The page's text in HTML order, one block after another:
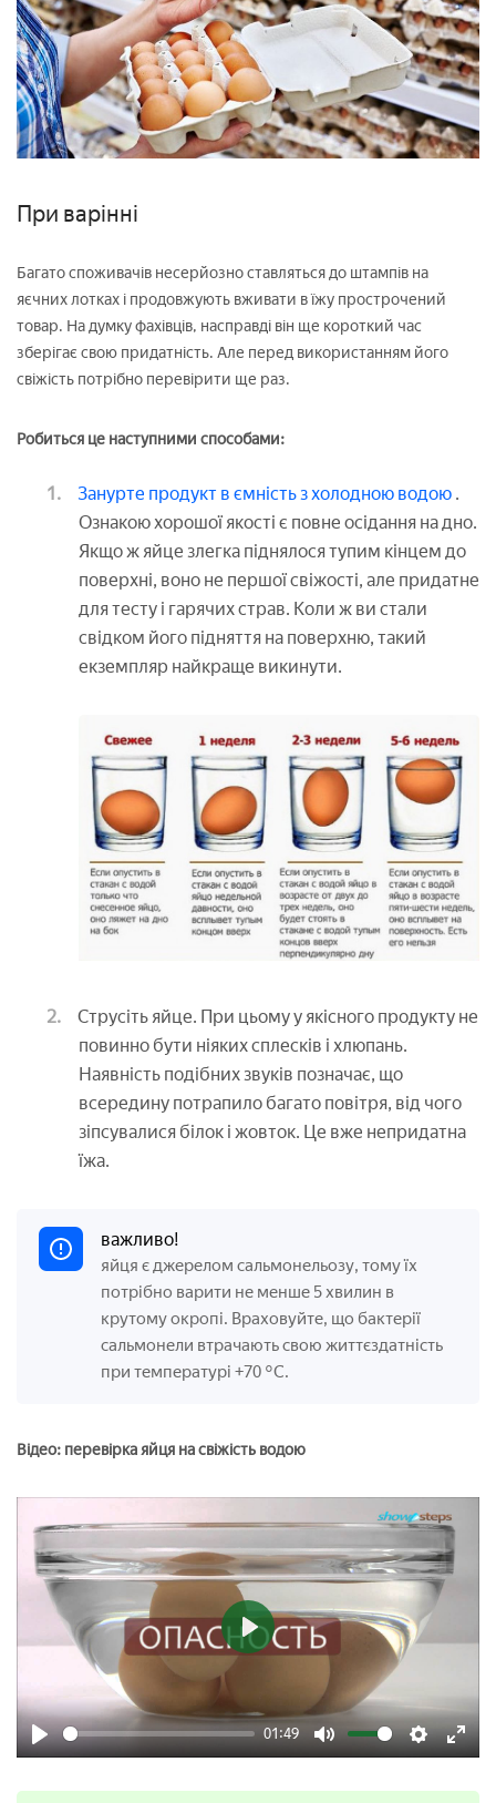
При варінні
Багато споживачів несерйозно ставляться до штампів на
яєчних лотках і продовжують вживати в їжу прострочений
товар. На думку фахівців, насправді він ще короткий час
зберігає свою придатність. Але перед використанням його
свіжість потрібно перевірити ще раз.
Робиться це наступними способами:
Занурте продукт в ємність з холодною водою .
Ознакою хорошої якості є повне осідання на дно.
Якщо ж яйце злегка піднялося тупим кінцем до
поверхні, воно не першої свіжості, але придатне
для тесту і гарячих страв. Коли ж ви стали
свідком його підняття на поверхню, такий
екземпляр найкраще викинути.
Струсіть яйце. При цьому у якісного продукту не
повинно бути ніяких сплесків і хлюпань.
Наявність подібних звуків позначає, що
всередину потрапило багато повітря, від чого
зіпсувалися білок і жовток. Це вже непридатна
їжа.
важливо!
яйця є джерелом сальмонельозу, тому їх
потрібно варити не менше 5 хвилин в
крутому окропі. Враховуйте, що бактерії
сальмонели втрачають свою життєздатність
при температурі +70 °С.
Відео: перевірка яйця на свіжість водою
Play
01:49
Mute Settings
Enter
Play